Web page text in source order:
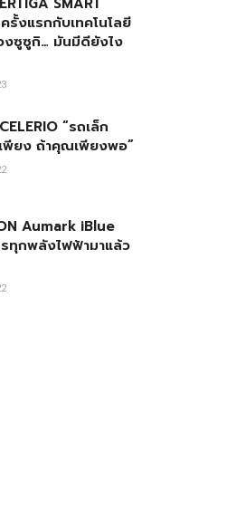
รั้งแรกกับเทคโนโลยี
งซูซูกิ… มันมีดียังไง
“รถเล็ก
พียง ถ้าคุณเพียงพอ”
Aumark iBlue
ทุกพลังไฟฟ้ามาแล้ว